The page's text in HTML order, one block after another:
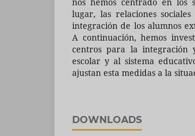
lugar, las relaciones
integración de los alumnos
A continuación, hemos
centros para la integración
escolar y al sistema
ajustan esta medidas a la
DOWNLOADS